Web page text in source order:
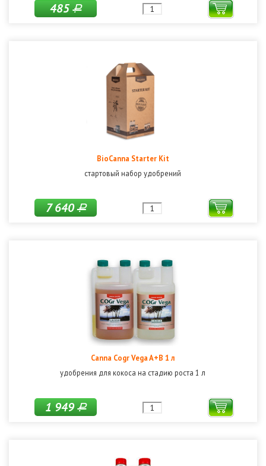
485Р
BioCanna Starter Kit
стартовый набор удобрений
7 640Р
Canna Cogr Vega A+B 1 л
удобрения для кокоса на стадию роста 1 л
1 949Р